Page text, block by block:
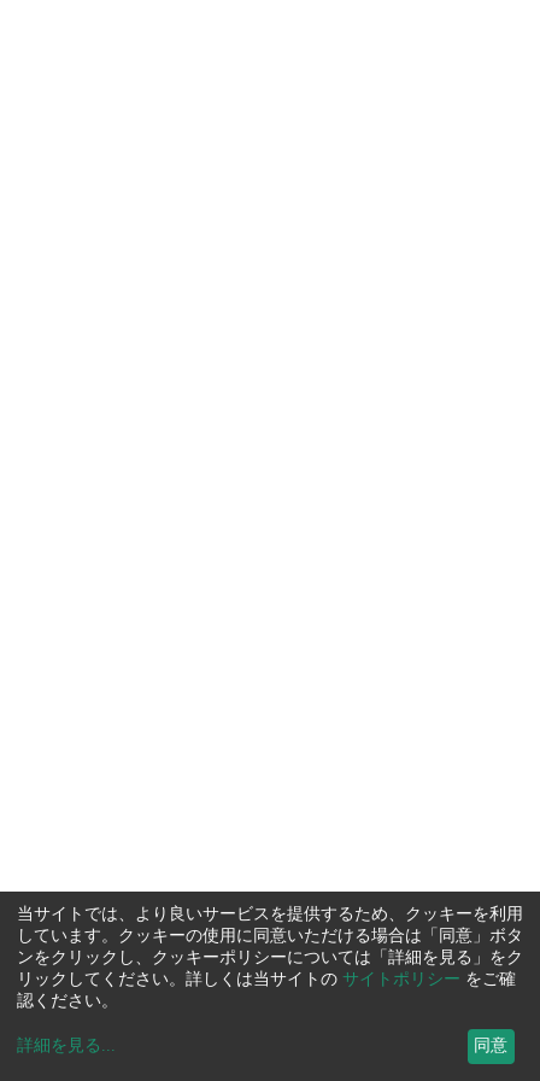
当サイトでは、より良いサービスを提供するため、クッキーを利用
しています。クッキーの使用に同意いただける場合は「同意」ボタ
ンをクリックし、クッキーポリシーについては「詳細を見る」をク
リックしてください。詳しくは当サイトの サイトポリシー をご確
認ください。
詳細を見る ... 同意